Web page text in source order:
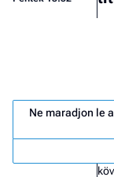
Ne maradjon le